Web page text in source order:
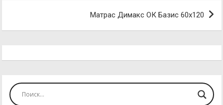
Матрас Димакс ОК Базис 60х120